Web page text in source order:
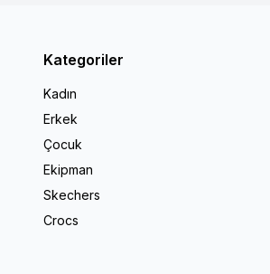
Kategoriler
Kadın
Erkek
Çocuk
Ekipman
Skechers
Crocs